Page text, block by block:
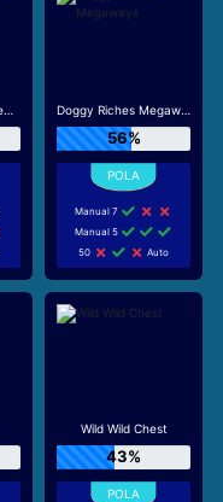
Dynamite Riches Megaways Doggy Riches Megaways
56%
Manual 7
Manual 5
50
Auto
Wild Wild Chest
43%